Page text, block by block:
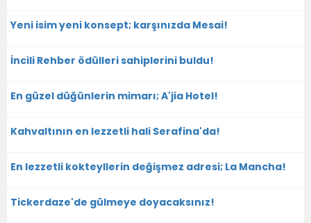
Yeni isim yeni konsept; karşınızda Mesai!
İncili Rehber ödülleri sahiplerini buldu!
En güzel düğünlerin mimarı; A'jia Hotel!
Kahvaltının en lezzetli hali Serafina'da!
En lezzetli kokteyllerin değişmez adresi; La Mancha!
Tickerdaze'de gülmeye doyacaksınız!